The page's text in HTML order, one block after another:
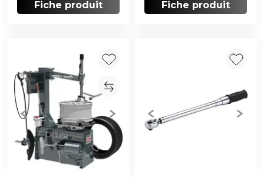
Fiche produit Fiche produit